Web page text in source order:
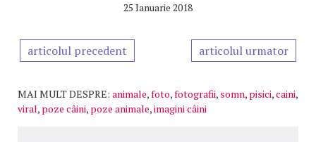
25 Ianuarie 2018
articolul precedent articolul urmator
MAI MULT DESPRE: animale,foto,fotografii, somn, pisici,caini,
viral, poze câini, poze animale,imagini câini